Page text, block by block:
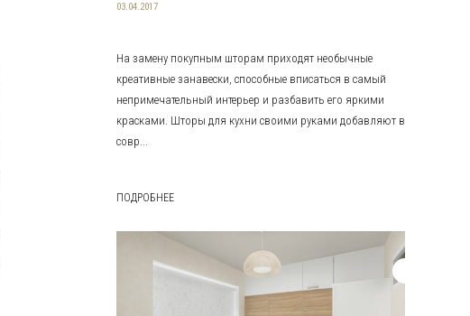
03.04.2017
На замену покупным шторам приходят необычные
креативные занавески, способные вписаться в самый
непримечательный интерьер и разбавить его яркими
красками. Шторы для кухни своими руками добавляют в
совр...
ПОДРОБНЕЕ